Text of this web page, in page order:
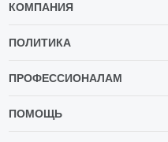
КОМПАНИЯ
ПОЛИТИКА
ПРОФЕССИОНАЛАМ
ПОМОЩЬ